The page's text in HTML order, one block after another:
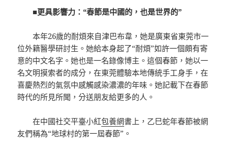
■更具影響力：“春節是中國的，也是世界的”
本年26歲的耐煩來自津巴布韋，她是廣東省東莞市一
位外籍醫學研討生。她給本身起了“耐煩”如許一個頗有寄
意的中文名字。她也是一名錄像博主。這個春節，她以一
名文明摸索者的成分，在東莞體驗本地傳統手工身手，在
喜慶熱烈的氣氛中感觸感染濃濃的年味。她記載下在春節
時代的所見所聞，分送朋友給更多的人。
在中國社交平臺小紅包養網書上，乙巳蛇年春節被網
友們稱為“地球村的第一屆春節”。